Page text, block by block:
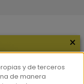
×
y de terceros
de manera